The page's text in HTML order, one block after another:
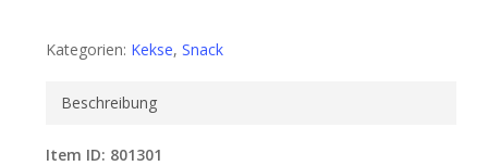
Kategorien: Kekse, Snack
Beschreibung
Item ID: 801301